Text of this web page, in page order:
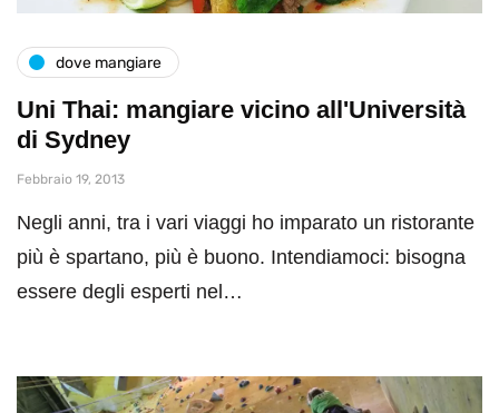
dove mangiare
Uni Thai: mangiare vicino all'Università
di Sydney
Febbraio 19, 2013
Negli anni, tra i vari viaggi ho imparato un ristorante
più è spartano, più è buono. Intendiamoci: bisogna
essere degli esperti nel…